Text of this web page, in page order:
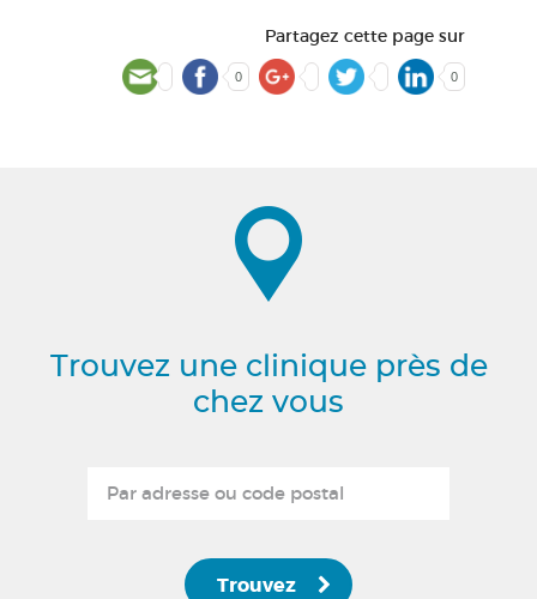
Partagez cette page sur
0 0
Trouvez une clinique près de
chez vous
Trouvez